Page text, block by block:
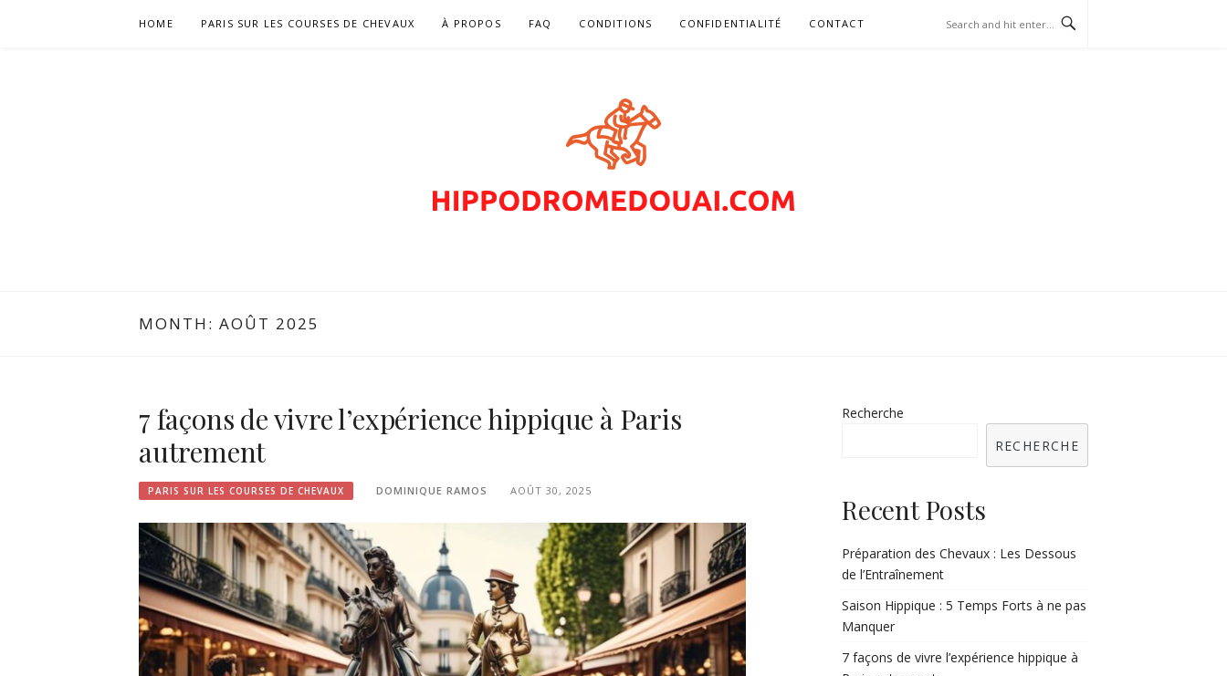
HOME PARIS SUR LES COURSES DE CHEVAUX À PROPOS FAQ CONDITIONS CONFIDENTIALITÉ CONTACT
MONTH: AOÛT 2025
7 façons de vivre l’expérience hippique à Paris
autrement
PARIS SUR LES COURSES DE CHEVAUX DOMINIQUE RAMOS AOÛT 30, 2025
Recherche
RECHERCHE
Recent Posts
Préparation des Chevaux : Les Dessous
de l’Entraînement
Saison Hippique : 5 Temps Forts à ne pas
Manquer
7 façons de vivre l’expérience hippique à